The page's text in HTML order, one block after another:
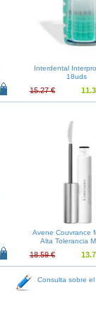
Interdental
18uds
15.27 €
Avene Couvrance
Alta Tolerancia
18.59 €
Consulta sobre